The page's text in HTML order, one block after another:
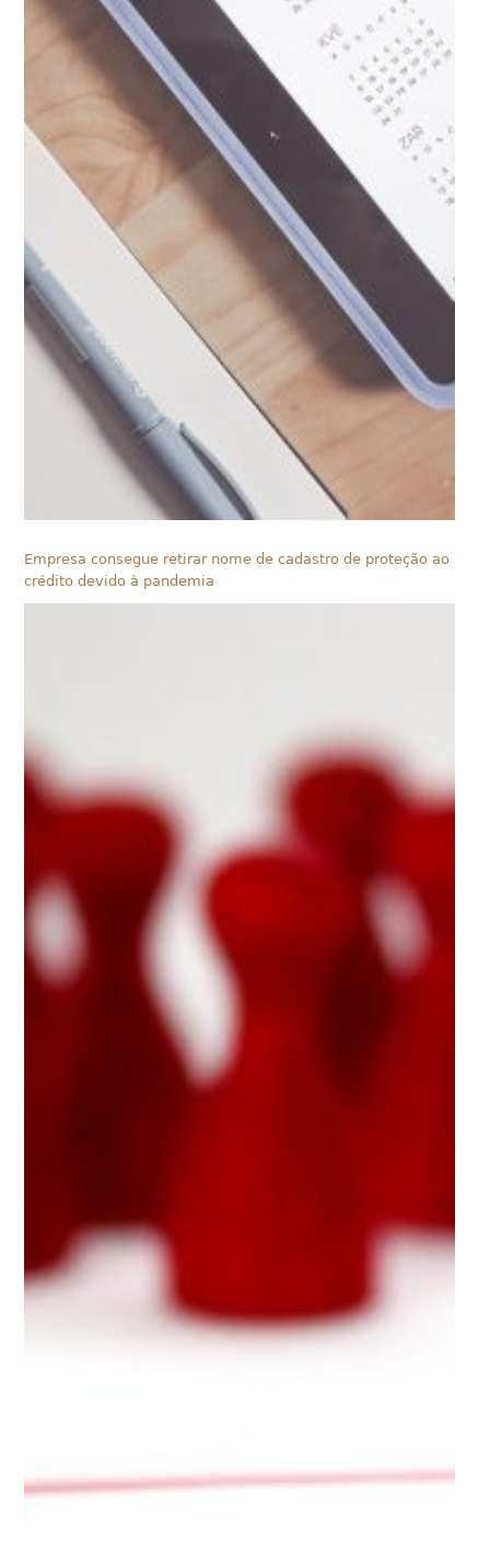
Empresa consegue retirar nome de cadastro de proteção ao
crédito devido à pandemia